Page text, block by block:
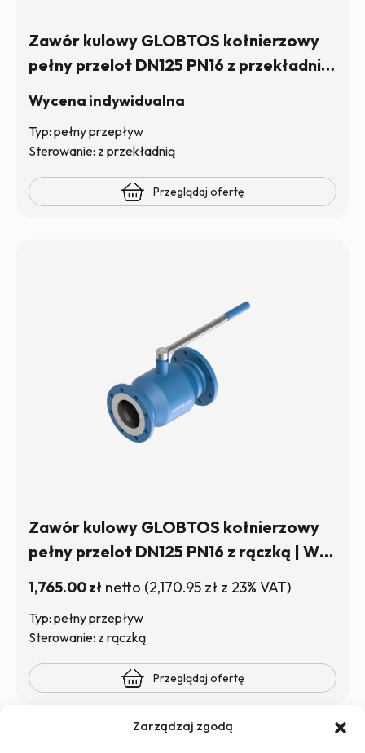
Zarządzaj zgodą
Zawór kulowy GLOBTOS kołnierzowy
pełny przelot DN125 PN16 z przekładnią|
Wycena indywidualna
Typ: pełny przepływ
Sterowanie: z przekładnią
Przeglądaj ofertę
Zawór kulowy GLOBTOS kołnierzowy
pełny przelot DN125 PN16 z rączką | W
1,765.00zł netto (2,170.95 zł z 23% VAT)
Typ: pełny przepływ
Sterowanie: z rączką
Przeglądaj ofertę